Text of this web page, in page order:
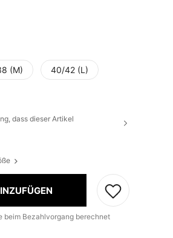
(M) 40/42 (L)
dass dieser Artikel
beim Bezahlvorgang berechnet